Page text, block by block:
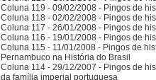
Coluna 119 - 09/02/2008 - Pingos de
Coluna 118 - 02/02/2008 - Pingos de
Coluna 117 - 26/01/2008 - Pingos de
Coluna 116 - 19/01/2008 - Pingos de
Coluna 115 - 11/01/2008 - Pingos de
Pernambuco na História do Brasil
Coluna 114 - 29/12/2007 - Pingos de
da família imperial portuguesa